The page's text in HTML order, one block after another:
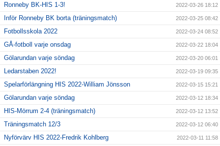
Ronneby BK-HIS 1-3! 2022-03-26 18:12
Inför Ronneby BK borta (träningsmatch) 2022-03-25 08:42
Fotbollsskola 2022 2022-03-24 08:52
GÅ-fotboll varje onsdag 2022-03-22 18:04
Gölarundan varje söndag 2022-03-20 06:01
Ledarstaben 2022! 2022-03-19 09:35
Spelarförlängning HIS 2022-William Jönsson 2022-03-15 15:21
Gölarundan varje söndag 2022-03-12 18:34
HIS-Mörrum 2-4 (träningsmatch) 2022-03-12 13:52
Träningsmatch 12/3 2022-03-12 06:40
Nyförvärv HIS 2022-Fredrik Kohlberg 2022-03-11 11:58